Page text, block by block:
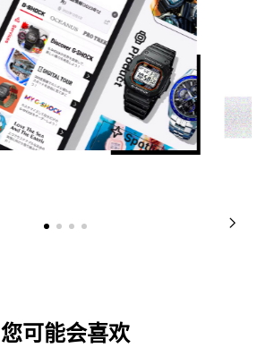
您可能会喜欢